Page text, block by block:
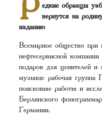
Р едкие образцы
вернутся на
изданию
Всемирное общество
нефтесервисной
подарок для ценителей и
музыки: рабочая группа
поисковые работы и
Берлинского
Германии.